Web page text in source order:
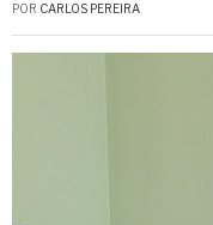
POR CARLOS PEREIRA